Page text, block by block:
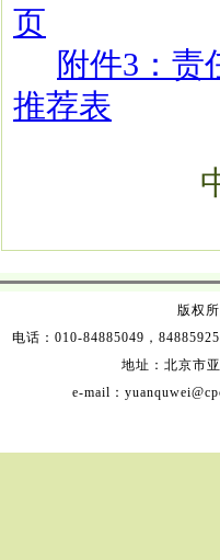
页
附件3：责
推荐表
版权
电话：010-84885049，
地址：北京市
e-mail：